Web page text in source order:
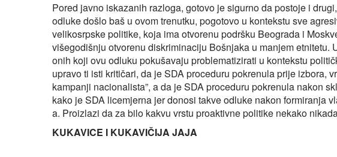
Pored javno iskazanih razloga, gotovo je sigurno da postoje i
odluke došlo baš u ovom trenutku, pogotovo u kontekstu sve
velikosrpske politike, koja ima otvorenu podršku Beograda i
višegodišnju otvorenu diskriminaciju Bošnjaka u manjem etnitetu.
onih koji ovu odluku pokušavaju problematizirati u kontekstu
upravo ti isti kritičari, da je SDA proceduru pokrenula prije izbora,
kampanji nacionalista”, a da je SDA proceduru pokrenula nakon
kako je SDA licemjerna jer donosi takve odluke nakon formiranja
a. Proizlazi da za bilo kakvu vrstu proaktivne politike nekako
KUKAVICE I KUKAVIČIJA JAJA